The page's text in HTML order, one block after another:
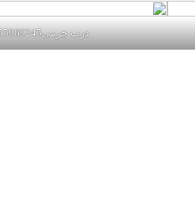
درب چرمی02155969245-09196375800